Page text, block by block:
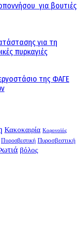
για βουτιές
για τη
πυρκαγιές
της ΦΑΓΕ
Κακοκαιρία Κορονοϊός
Πυροσβεστική Πυροσβεστική
βόλος